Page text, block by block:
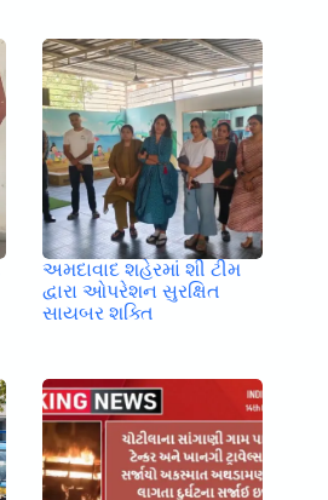
અમદાવાદ શહેરમાં શી ટીમ
દ્વારા ઓપરેશન સુરક્ષિત
સાયબર શક્તિ